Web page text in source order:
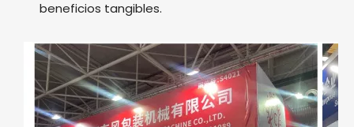
beneficios tangibles.